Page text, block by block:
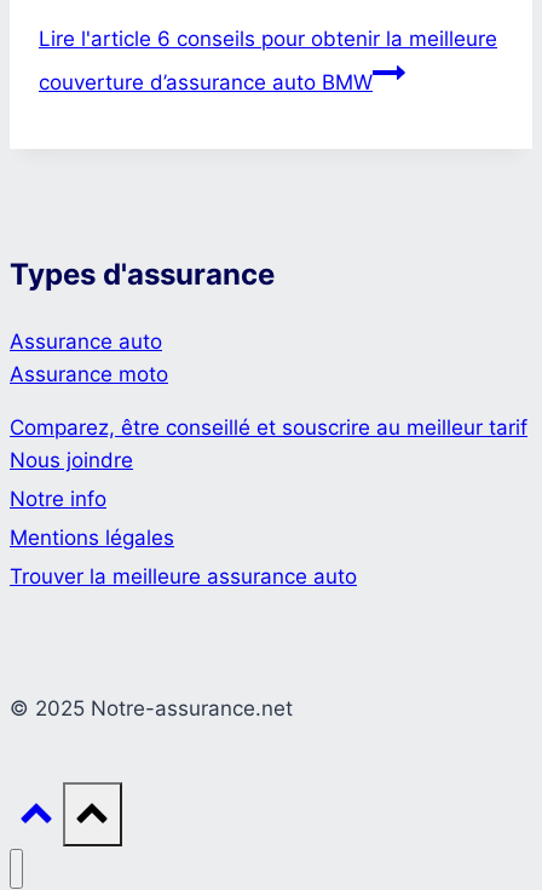
Lire l'article 6 conseils pour obtenir la meilleure
couverture d’assurance auto BMW
Types d'assurance
Assurance auto
Assurance moto
Comparez, être conseillé et souscrire au meilleur tarif
Nous joindre
Notre info
Mentions légales
Trouver la meilleure assurance auto
© 2025 Notre-assurance.net